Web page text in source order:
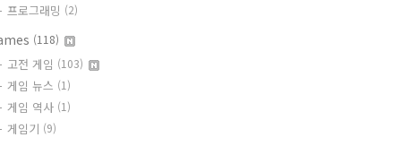
프로그래밍 (2)
(118)
고전 게임 (103)
게임 뉴스 (1)
게임 역사 (1)
게임기 (9)